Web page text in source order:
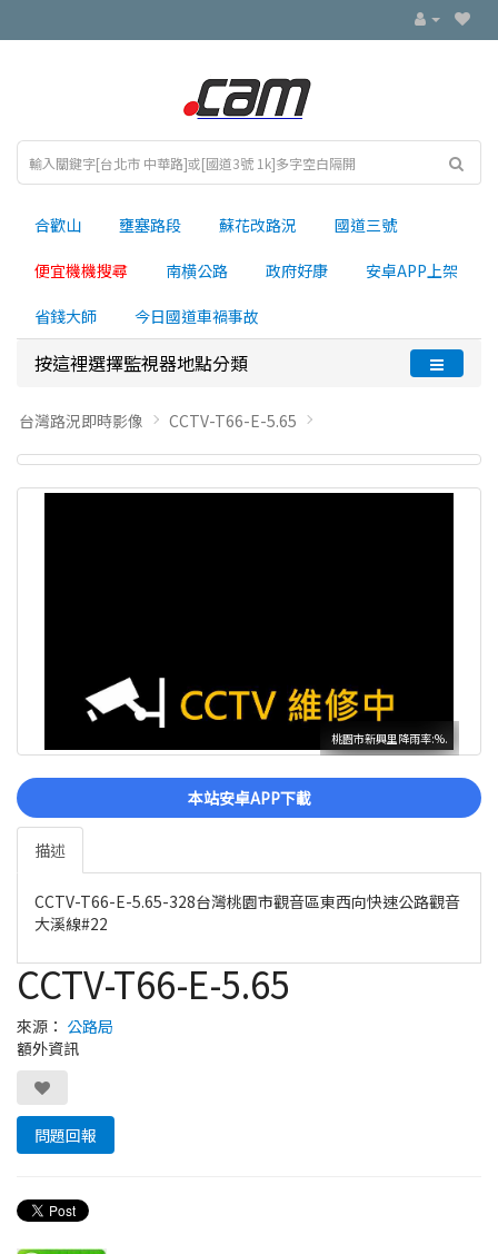
合歡山 壅塞路段 蘇花改路況 國道三號
便宜機機搜尋 南横公路 政府好康 安卓APP上架
省錢大師 今日國道車禍事故
按這裡選擇監視器地點分類
台灣路況即時影像 CCTV-T66-E-5.65
桃園市新興里降雨率:%.
本站安卓APP下載
描述
CCTV-T66-E-5.65-328台灣桃園市觀音區東西向快速公路觀音
大溪線#22
CCTV-T66-E-5.65
來源： 公路局
額外資訊
問題回報